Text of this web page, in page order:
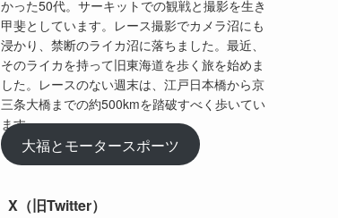
かった50代。サーキットでの観戦と撮影を生き
甲斐としています。レース撮影でカメラ沼にも
浸かり、禁断のライカ沼に落ちました。最近、
そのライカを持って旧東海道を歩く旅を始めま
した。レースのない週末は、江戸日本橋から京
三条大橋までの約500kmを踏破すべく歩いてい
ます。
大福とモータースポーツ
X（旧Twitter）